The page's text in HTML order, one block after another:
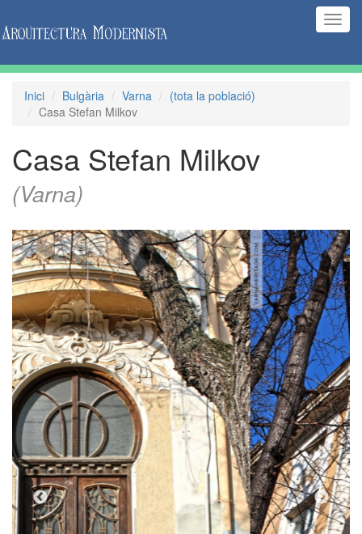
Inici Bulgària Varna
(tota la població)
Casa Stefan Milkov
Casa Stefan Milkov
(Varna)